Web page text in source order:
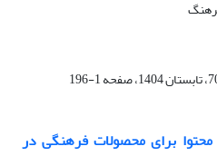
محتوا برای محصولات فرهنگی در